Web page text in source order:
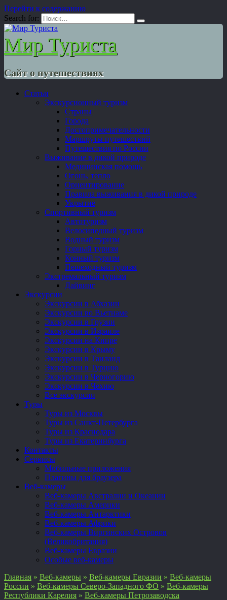
Перейти к содержанию
Search for:
Мир Туриста
Сайт о путешествиях
Статьи
Экскурсионный туризм
Страны
Города
Достопримечательности
Маршруты путешествий
Путешествия по России
Выживание в дикой природе
Медицинская помощь
Огонь, тепло
Ориентирование
Правила выживания в дикой природе
Укрытие
Спортивный туризм
Автотуризм
Велосипедный туризм
Водный туризм
Горный туризм
Конный туризм
Пешеходный туризм
Экстремальный туризм
Дайвинг
Экскурсии
Экскурсии в Абхазии
Экскурсии во Вьетнаме
Экскурсии в Грузии
Экскурсии в Израиле
Экскурсии на Кипре
Экскурсии в Крыму
Экскурсии в Таиланд
Экскурсии в Турцию
Экскурсии в Черногорию
Экскурсии в Чехию
Все экскурсии
Туры
Туры из Москвы
Туры из Санкт-Петербурга
Туры из Краснодара
Туры из Екатеринбурга
Контакты
Сервисы
Мобильные приложения
Плагины для браузера
Веб-камеры
Веб-камеры Австралии и Океании
Веб-камеры Америки
Веб-камеры Антарктики
Веб-камеры Африки
Веб-камеры Виргинских Островов
(Великобритания)
Веб-камеры Евразии
Особые веб-камеры
Главная » Веб-камеры » Веб-камеры Евразии » Веб-камеры
России » Веб-камеры Северо-Западного ФО » Веб-камеры
Республики Карелия » Веб-камеры Петрозаводска